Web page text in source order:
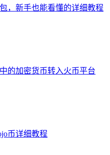
，新手也能看懂的详细教程
的加密货币转入火币平台
币详细教程